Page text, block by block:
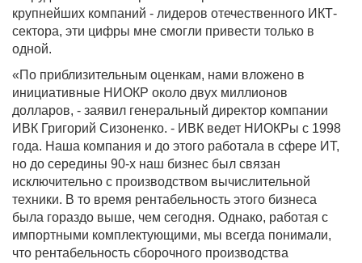
крупнейших компаний - лидеров отечественного ИКТ-
сектора, эти цифры мне смогли привести только в
одной.
«По приблизительным оценкам, нами вложено в
инициативные НИОКР около двух миллионов
долларов, - заявил генеральный директор компании
ИВК Григорий Сизоненко. - ИВК ведет НИОКРы с 1998
года. Наша компания и до этого работала в сфере ИТ,
но до середины 90-х наш бизнес был связан
исключительно с производством вычислительной
техники. В то время рентабельность этого бизнеса
была гораздо выше, чем сегодня. Однако, работая с
импортными комплектующими, мы всегда понимали,
что рентабельность сборочного производства